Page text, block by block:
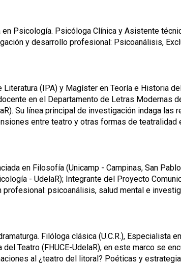
Psicología. Psicóloga Clínica y Asistente
y desarrollo profesional: Psicoanálisis,
(IPA) y Magíster en Teoría e Historia
en el Departamento de Letras Modernas
Su línea principal de investigación indaga las
entre teatro y otras formas de teatralidad
en Filosofía (Unicamp - Campinas, San
- UdelaR); Integrante del Proyecto
psicoanálisis, salud mental e
Filóloga clásica (U.C.R.), Especialista
Teatro (FHUCE-UdelaR), en este marco se
al ¿teatro del litoral? Poéticas y